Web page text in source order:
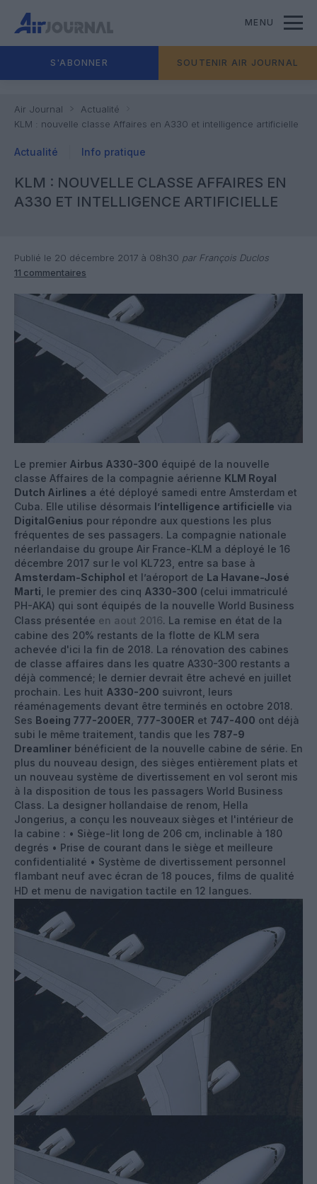
MENU
S'ABONNER SOUTENIR AIR JOURNAL
Air Journal
Actualité
KLM : nouvelle classe Affaires en A330 et intelligence artificielle
Actualité Info pratique
KLM : NOUVELLE CLASSE AFFAIRES EN
A330 ET INTELLIGENCE ARTIFICIELLE
Publié le 20 décembre 2017 à 08h30 par François Duclos
11 commentaires
Le premier Airbus A330-300 équipé de la nouvelle
classe Affaires de la compagnie aérienne KLM Royal
Dutch Airlines a été déployé samedi entre Amsterdam et
Cuba. Elle utilise désormais l’intelligence artificielle via
DigitalGenius pour répondre aux questions les plus
fréquentes de ses passagers. La compagnie nationale
néerlandaise du groupe Air France-KLM a déployé le 16
décembre 2017 sur le vol KL723, entre sa base à
Amsterdam-Schiphol et l’aéroport de La Havane-José
Marti , le premier des cinq A330-300 (celui immatriculé
PH-AKA) qui sont équipés de la nouvelle World Business
Class présentée en aout 2016. La remise en état de la
cabine des 20% restants de la flotte de KLM sera
achevée d'ici la fin de 2018. La rénovation des cabines
de classe affaires dans les quatre A330-300 restants a
déjà commencé; le dernier devrait être achevé en juillet
prochain. Les huit A330-200 suivront, leurs
réaménagements devant être terminés en octobre 2018.
Ses Boeing 777-200ER 777-300ER et 747-400 ont déjà
subi le même traitement, tandis que les 787-9
Dreamliner bénéficient de la nouvelle cabine de série. En
plus du nouveau design, des sièges entièrement plats et
un nouveau système de divertissement en vol seront mis
à la disposition de tous les passagers World Business
Class. La designer hollandaise de renom, Hella
Jongerius, a conçu les nouveaux sièges et l'intérieur de
la cabine : • Siège-lit long de 206 cm, inclinable à 180
degrés • Prise de courant dans le siège et meilleure
confidentialité • Système de divertissement personnel
flambant neuf avec écran de 18 pouces, films de qualité
HD et menu de navigation tactile en 12 langues.